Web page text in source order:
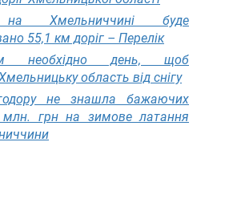
на Хмельниччині буде
55,1 км доріг – Перелік
необхідно день, щоб
область від снігу
не знашла бажаючих
млн. грн на зимове латання